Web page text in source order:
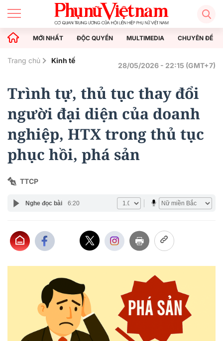
MỚI NHẤT ĐỘC QUYỀN MULTIMEDIA CHUYÊN ĐỀ
Trang chủ Kinh tế
28/05/2026 - 22:15 (GMT+7)
Trình tự, thủ tục thay đổi
người đại diện của doanh
nghiệp, HTX trong thủ tục
phục hồi, phá sản
TTCP
Nghe đọc bài 6:20